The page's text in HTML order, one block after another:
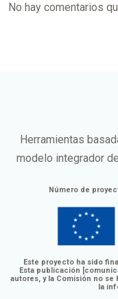
No hay comentarios
Herramientas
modelo integrador
Número de
Este proyecto ha sido
Esta publicación
autores, y la Comisión no
la